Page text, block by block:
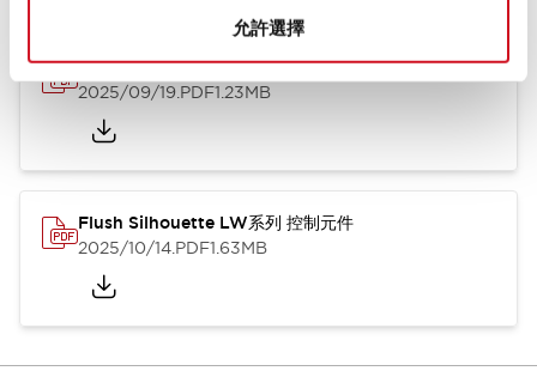
允許選擇
Flush Silhouette LW系列 控制元件 (英文版)
2025/09/19.PDF1.23MB
Flush Silhouette LW系列 控制元件
2025/10/14.PDF1.63MB